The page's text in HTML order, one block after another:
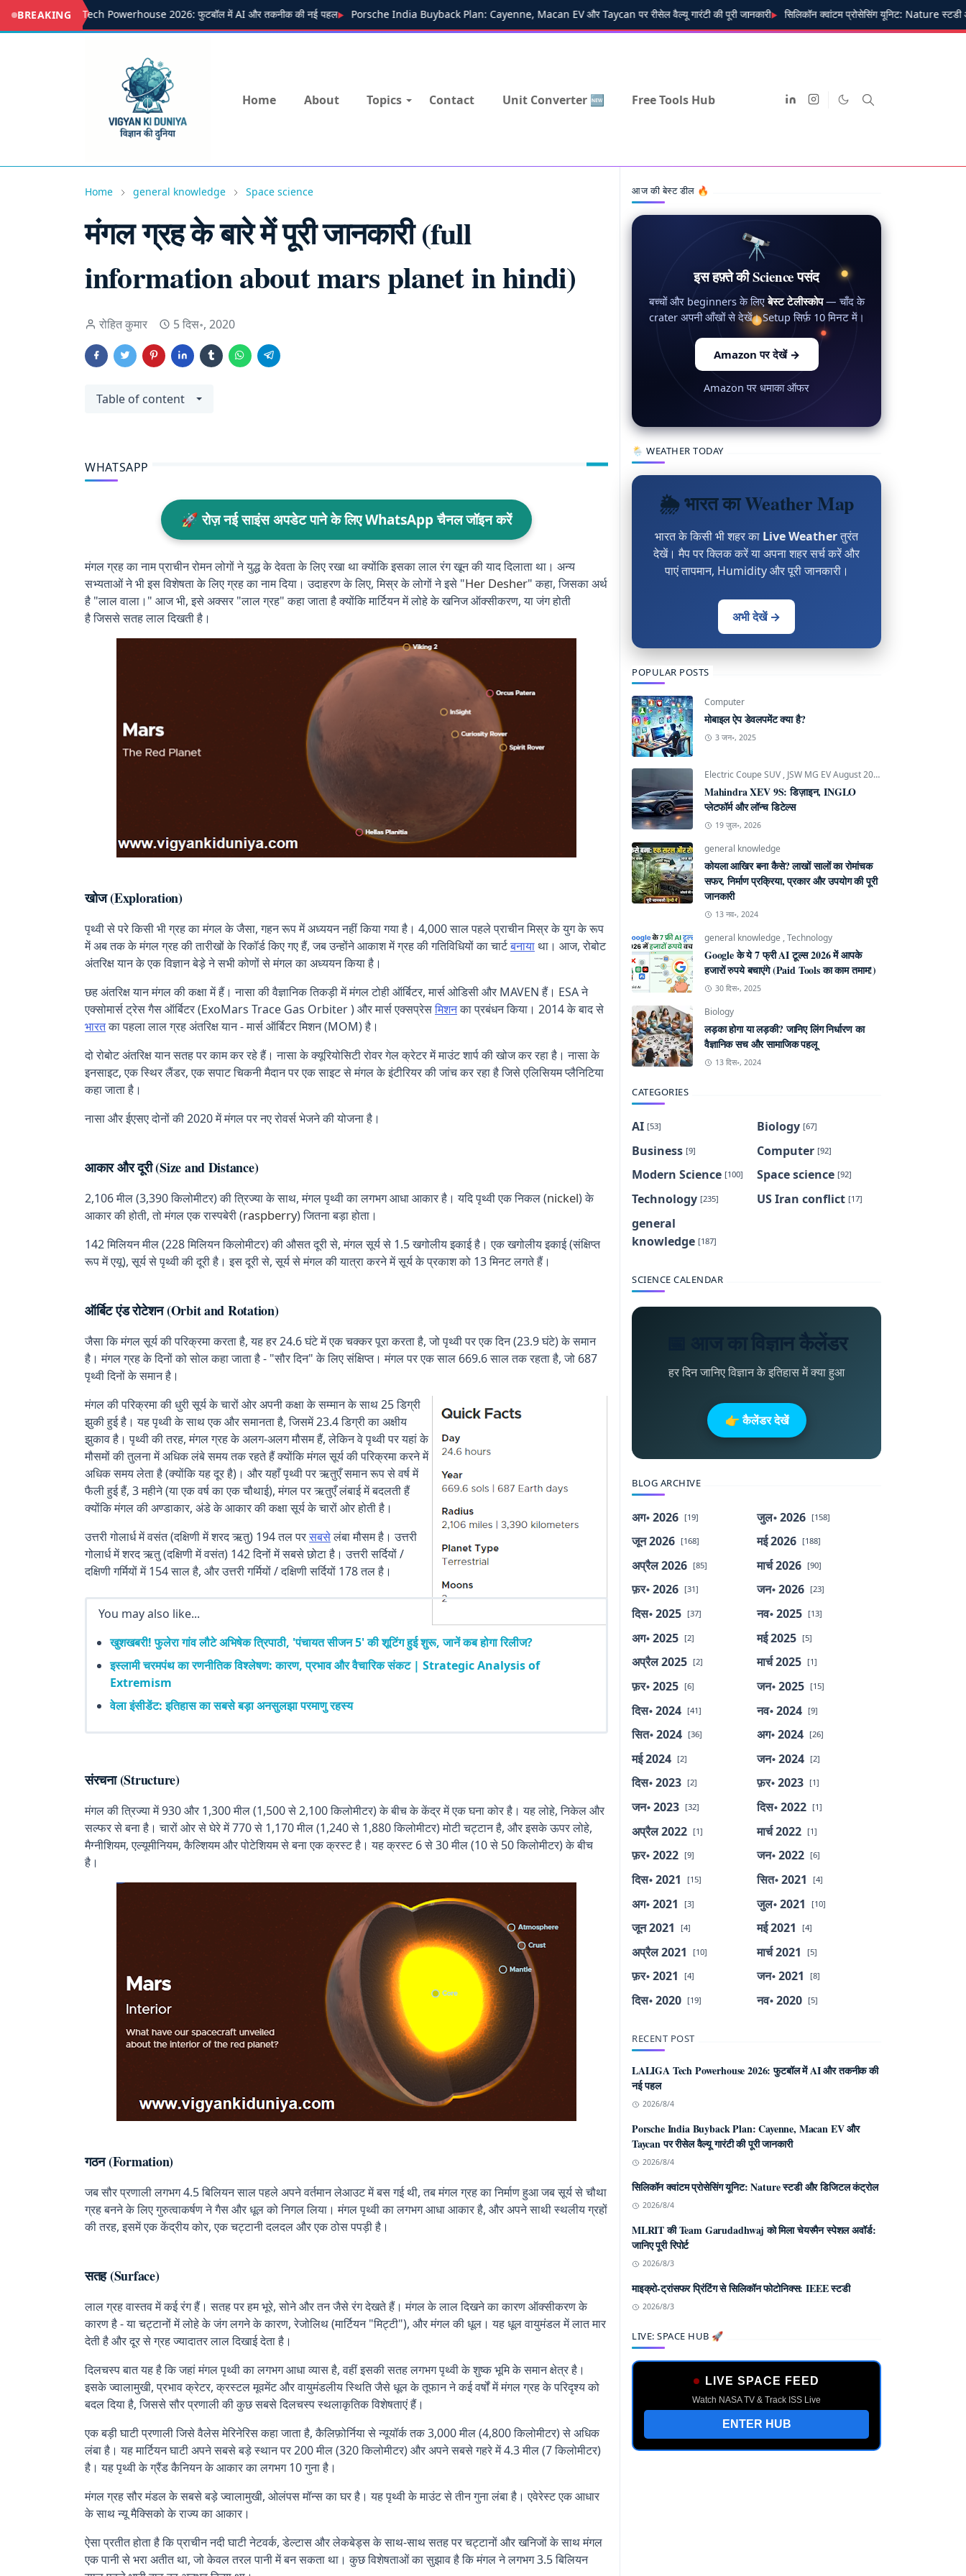
BREAKING
LALIGA Tech Powerhouse 2026: फुटबॉल में AI और तकनीक की नई पहल Porsche India Buyback Plan: Cayenne, Macan EV और Taycan पर रीसेल वैल्यू गारंटी की पूरी जानकारी सिलिकॉन क्वांटम प्रोसेसिंग यूनिट: Nature स्टडी और
Home About Topics Contact Unit Converter 🆕 Free Tools Hub
Home general knowledge Space science
मंगल ग्रह के बारे में पूरी जानकारी (full
information about mars planet in hindi)
रोहित कुमार 5 दिस॰, 2020
Table of content
WHATSAPP
🚀 रोज़ नई साइंस अपडेट पाने के लिए WhatsApp चैनल जॉइन करें
मंगल ग्रह का नाम प्राचीन रोमन लोगों ने युद्ध के देवता के लिए रखा था क्योंकि इसका लाल रंग खून की याद दिलाता था। अन्य
सभ्यताओं ने भी इस विशेषता के लिए ग्रह का नाम दिया। उदाहरण के लिए, मिस्र के लोगों ने इसे "Her Desher" कहा, जिसका अर्थ
है "लाल वाला।" आज भी, इसे अक्सर "लाल ग्रह" कहा जाता है क्योंकि मार्टियन में लोहे के खनिज ऑक्सीकरण, या जंग होती
है जिससे सतह लाल दिखती है।
खोज (Exploration)
पृथ्वी से परे किसी भी ग्रह का मंगल के जैसा, गहन रूप में अध्ययन नहीं किया गया है। 4,000 साल पहले प्राचीन मिस्र के युग के रूप
में अब तक के मंगल ग्रह की तारीखों के रिकॉर्ड किए गए हैं, जब उन्होंने आकाश में ग्रह की गतिविधियों का चार्टबनायाथा। आज, रोबोट
अंतरिक्ष यान के एक विज्ञान बेड़े ने सभी कोणों से मंगल का अध्ययन किया है।
छह अंतरिक्ष यान मंगल की कक्षा में हैं। नासा की वैज्ञानिक तिकड़ी में मंगल टोही ऑर्बिटर, मार्स ओडिसी और MAVEN हैं। ESA ने
एक्सोमार्स ट्रेस गैस ऑर्बिटर (ExoMars Trace Gas Orbiter ) और मार्स एक्सप्रेसमिशनका प्रबंधन किया। 2014 के बाद से
भारतका पहला लाल ग्रह अंतरिक्ष यान - मार्स ऑर्बिटर मिशन (MOM) है।
दो रोबोट अंतरिक्ष यान सतह पर काम कर रहे हैं। नासा के क्यूरियोसिटी रोवर गेल क्रेटर में माउंट शार्प की खोज कर रहा है। नासा के
इनसाइट, एक स्थिर लैंडर, एक सपाट चिकनी मैदान पर एक साइट से मंगल के इंटीरियर की जांच कर रहा है जिसे एलिसियम प्लैनिटिया
कहा जाता है।
नासा और ईएसए दोनों की 2020 में मंगल पर नए रोवर्स भेजने की योजना है।
आकार और दूरी (Size and Distance)
2,106 मील (3,390 किलोमीटर) की त्रिज्या के साथ, मंगल पृथ्वी का लगभग आधा आकार है। यदि पृथ्वी एक निकल (nickel) के
आकार की होती, तो मंगल एक रास्पबेरी (raspberry) जितना बड़ा होता।
142 मिलियन मील (228 मिलियन किलोमीटर) की औसत दूरी से, मंगल सूर्य से 1.5 खगोलीय इकाई है। एक खगोलीय इकाई (संक्षिप्त
रूप में एयू), सूर्य से पृथ्वी की दूरी है। इस दूरी से, सूर्य से मंगल की यात्रा करने में सूर्य के प्रकाश को 13 मिनट लगते हैं।
ऑर्बिट एंड रोटेशन (Orbit and Rotation)
जैसा कि मंगल सूर्य की परिक्रमा करता है, यह हर 24.6 घंटे में एक चक्कर पूरा करता है, जो पृथ्वी पर एक दिन (23.9 घंटे) के समान
है। मंगल ग्रह के दिनों को सोल कहा जाता है - "सौर दिन" के लिए संक्षिप्त। मंगल पर एक साल 669.6 साल तक रहता है, जो 687
पृथ्वी दिनों के समान है।
मंगल की परिक्रमा की धुरी सूर्य के चारों ओर अपनी कक्षा के सम्‍मान के साथ 25 डिग्री
झुकी हुई है। यह पृथ्वी के साथ एक और समानता है, जिसमें 23.4 डिग्री का अक्षीय
झुकाव है। पृथ्वी की तरह, मंगल ग्रह के अलग-अलग मौसम हैं, लेकिन वे पृथ्वी पर यहां के
मौसमों की तुलना में अधिक लंबे समय तक रहते हैं क्योंकि मंगल सूर्य की परिक्रमा करने में
अधिक समय लेता है (क्योंकि यह दूर है)। और यहाँ पृथ्वी पर ऋतुएँ समान रूप से वर्ष में
फैली हुई हैं, 3 महीने (या एक वर्ष का एक चौथाई), मंगल पर ऋतुएँ लंबाई में बदलती हैं
क्योंकि मंगल की अण्डाकार, अंडे के आकार की कक्षा सूर्य के चारों ओर होती है।
उत्तरी गोलार्ध में वसंत (दक्षिणी में शरद ऋतु) 194 तल परसबसेलंबा मौसम है। उत्तरी
गोलार्ध में शरद ऋतु (दक्षिणी में वसंत) 142 दिनों में सबसे छोटा है। उत्तरी सर्दियों /
दक्षिणी गर्मियों में 154 साल है, और उत्तरी गर्मियों / दक्षिणी सर्दियों 178 तल है।
You may also like...
खुशखबरी! फुलेरा गांव लौटे अभिषेक त्रिपाठी, 'पंचायत सीजन 5' की शूटिंग हुई शुरू, जानें कब होगा रिलीज?
इस्लामी चरमपंथ का रणनीतिक विश्लेषण: कारण, प्रभाव और वैचारिक संकट | Strategic Analysis of
Extremism
वेला इंसीडेंट: इतिहास का सबसे बड़ा अनसुलझा परमाणु रहस्य
संरचना (Structure)
मंगल की त्रिज्या में 930 और 1,300 मील (1,500 से 2,100 किलोमीटर) के बीच के केंद्र में एक घना कोर है। यह लोहे, निकेल और
सल्फर से बना है। चारों ओर से घेरे में 770 से 1,170 मील (1,240 से 1,880 किलोमीटर) मोटी चट्टान है, और इसके ऊपर लोहे,
मैग्नीशियम, एल्यूमीनियम, कैल्शियम और पोटेशियम से बना एक क्रस्ट है। यह क्रस्ट 6 से 30 मील (10 से 50 किलोमीटर) के बीच
है।
गठन (Formation)
जब सौर प्रणाली लगभग 4.5 बिलियन साल पहले अपने वर्तमान लेआउट में बस गई थी, तब मंगल ग्रह का निर्माण हुआ जब सूर्य से चौथा
ग्रह बनने के लिए गुरुत्वाकर्षण ने गैस और धूल को निगल लिया। मंगल पृथ्वी का लगभग आधा आकार है, और अपने साथी स्थलीय ग्रहों
की तरह, इसमें एक केंद्रीय कोर, एक चट्टानी दलदल और एक ठोस पपड़ी है।
सतह (Surface)
लाल ग्रह वास्तव में कई रंग हैं। सतह पर हम भूरे, सोने और तन जैसे रंग देखते हैं। मंगल के लाल दिखने का कारण ऑक्सीकरण के
कारण है - या चट्टानों में लोहे के जंग लगने के कारण, रेजोलिथ (मार्टियन "मिट्टी"), और मंगल की धूल। यह धूल वायुमंडल में लात मार
देती है और दूर से ग्रह ज्यादातर लाल दिखाई देता है।
दिलचस्प बात यह है कि जहां मंगल पृथ्वी का लगभग आधा व्यास है, वहीं इसकी सतह लगभग पृथ्वी के शुष्क भूमि के समान क्षेत्र है।
इसके ज्वालामुखी, प्रभाव क्रेटर, क्रस्टल मूवमेंट और वायुमंडलीय स्थिति जैसे धूल के तूफान ने कई वर्षों में मंगल ग्रह के परिदृश्य को
बदल दिया है, जिससे सौर प्रणाली की कुछ सबसे दिलचस्प स्थलाकृतिक विशेषताएं हैं।
एक बड़ी घाटी प्रणाली जिसे वैलेस मेरिनेरिस कहा जाता है, कैलिफ़ोर्निया से न्यूयॉर्क तक 3,000 मील (4,800 किलोमीटर) से अधिक
लंबा है। यह मार्टियन घाटी अपने सबसे बड़े स्थान पर 200 मील (320 किलोमीटर) और अपने सबसे गहरे में 4.3 मील (7 किलोमीटर)
है। यह पृथ्वी के ग्रैंड कैनियन के आकार का लगभग 10 गुना है।
मंगल ग्रह सौर मंडल के सबसे बड़े ज्वालामुखी, ओलंपस मॉन्स का घर है। यह पृथ्वी के माउंट से तीन गुना लंबा है। एवेरेस्ट एक आधार
के साथ न्यू मैक्सिको के राज्य का आकार।
ऐसा प्रतीत होता है कि प्राचीन नदी घाटी नेटवर्क, डेल्टास और लेकबेड्स के साथ-साथ सतह पर चट्टानों और खनिजों के साथ मंगल
एक पानी से भरा अतीत था, जो केवल तरल पानी में बन सकता था। कुछ विशेषताओं का सुझाव है कि मंगल ने लगभग 3.5 बिलियन
आज की बेस्ट डील 🔥
🔭
इस हफ़्ते की Science पसंद
बच्चों और beginners के लिएबेस्ट टेलीस्कोप— चाँद के
crater अपनी आँखों से देखें। Setup सिर्फ़ 10 मिनट में।
Amazon पर देखें →
Amazon पर धमाका ऑफर
🌦 WEATHER TODAY
🌦 भारत का Weather Map
भारत के किसी भी शहर का Live Weatherतुरंत
देखें। मैप पर क्लिक करें या अपना शहर सर्च करें और
पाएं तापमान, Humidity और पूरी जानकारी।
अभी देखें →
POPULAR POSTS
Computer
मोबाइल ऐप डेवलपमेंट क्या है?
3 जन॰, 2025
Electric Coupe SUV , JSW MG EV August 2026
Mahindra XEV 9S: डिज़ाइन, INGLO
प्लेटफॉर्म और लॉन्च डिटेल्स
19 जुल॰, 2026
general knowledge
कोयला आखिर बना कैसे? लाखों सालों का रोमांचक
सफर, निर्माण प्रक्रिया, प्रकार और उपयोग की पूरी
जानकारी
13 नव॰, 2024
general knowledge ,Technology
Google के ये 7 फ्री AI टूल्स 2026 में आपके
हजारों रुपये बचाएंगे (Paid Tools का काम तमाम!)
30 दिस॰, 2025
Biology
लड़का होगा या लड़की? जानिए लिंग निर्धारण का
वैज्ञानिक सच और सामाजिक पहलू
13 दिस॰, 2024
CATEGORIES
AI [53] Biology [67]
Business [9] Computer [92]
Modern Science [100] Space science [92]
Technology [235] US Iran conflict [17]
general
knowledge [187]
SCIENCE CALENDAR
📅 आज का विज्ञान कैलेंडर
हर दिन जानिए विज्ञान के इतिहास में क्या हुआ
👉 कैलेंडर देखें
BLOG ARCHIVE
अग॰ 2026 [19] जुल॰ 2026 [158]
जून 2026 [168] मई 2026 [188]
अप्रैल 2026 [85] मार्च 2026 [90]
फ़र॰ 2026 [31] जन॰ 2026 [23]
दिस॰ 2025 [37] नव॰ 2025 [13]
अग॰ 2025 [2] मई 2025 [5]
अप्रैल 2025 [2] मार्च 2025 [1]
फ़र॰ 2025 [6] जन॰ 2025 [15]
दिस॰ 2024 [41] नव॰ 2024 [9]
सित॰ 2024 [36] अग॰ 2024 [26]
मई 2024 [2] जन॰ 2024 [2]
दिस॰ 2023 [2] फ़र॰ 2023 [1]
जन॰ 2023 [32] दिस॰ 2022 [1]
अप्रैल 2022 [1] मार्च 2022 [1]
फ़र॰ 2022 [9] जन॰ 2022 [6]
दिस॰ 2021 [15] सित॰ 2021 [4]
अग॰ 2021 [3] जुल॰ 2021 [10]
जून 2021 [4] मई 2021 [4]
अप्रैल 2021 [10] मार्च 2021 [5]
फ़र॰ 2021 [4] जन॰ 2021 [8]
दिस॰ 2020 [19] नव॰ 2020 [5]
RECENT POST
LALIGA Tech Powerhouse 2026: फुटबॉल में AI और तकनीक की
नई पहल
2026/8/4
Porsche India Buyback Plan: Cayenne, Macan EV और
Taycan पर रीसेल वैल्यू गारंटी की पूरी जानकारी
2026/8/4
सिलिकॉन क्वांटम प्रोसेसिंग यूनिट: Nature स्टडी और डिजिटल कंट्रोल
2026/8/4
MLRIT की Team Garudadhwaj को मिला चेयरमैन स्पेशल अवॉर्ड:
जानिए पूरी रिपोर्ट
2026/8/3
माइक्रो-ट्रांसफर प्रिंटिंग से सिलिकॉन फोटोनिक्स: IEEE स्टडी
2026/8/3
LIVE: SPACE HUB 🚀
LIVE SPACE FEED
Watch NASA TV & Track ISS Live
ENTER HUB